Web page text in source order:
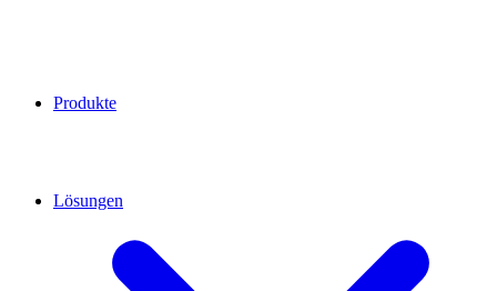
Produkte
Lösungen